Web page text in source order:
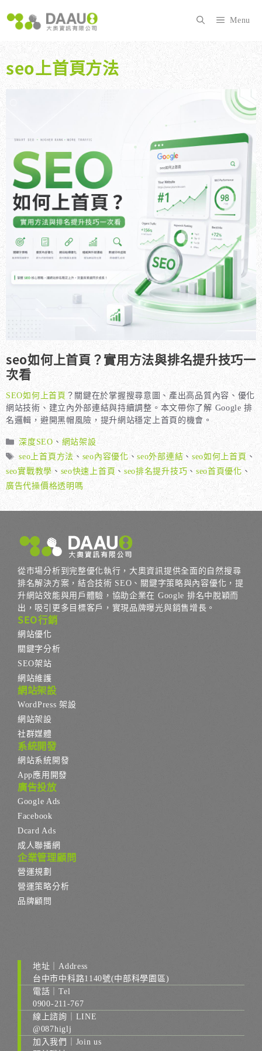
至
內
容
Menu
seo上首頁方法
seo如何上首頁？實用方法與排名提升技巧一
次看
SEO如何上首頁 ？關鍵在於掌握搜尋意圖、產出高品質內容、優化
網站技術、建立內外部連結與持續調整。本文帶你了解 Google 排
名邏輯，避開黑帽風險，提升網站穩定上首頁的機會。
分
類
深度SEO、 網站架設
標
籤
seo上首頁方法 、 seo內容優化 、seo外部連結 、 seo如何上首頁 、
seo實戰教學、 seo快速上首頁 、 seo排名提升技巧 、 seo首頁優化 、
廣告代操價格透明嗎
從市場分析到完整優化執行，大奧資訊提供全面的自然搜尋
排名解決方案，結合技術 SEO、關鍵字策略與內容優化，提
升網站效能與用戶體驗，協助企業在 Google 排名中脫穎而
出，吸引更多目標客戶，實現品牌曝光與銷售增長。
SEO行銷
網站優化
關鍵字分析
SEO架站
網站維護
網站架設
WordPress 架設
網站架設
社群媒體
系統開發
網站系統開發
App應用開發
廣告投放
Google Ads
Facebook
Dcard Ads
成人聯播網
企業管理顧問
營運規劃
營運策略分析
品牌顧問
地址｜Address
台中市中科路1140號(中部科學園區)
電話｜Tel
0900-211-767
線上諮詢｜LINE
@087higlj
加入我們｜Join us